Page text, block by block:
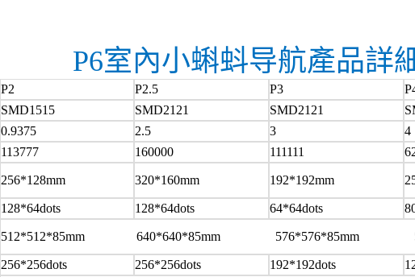
P6室內小蝌蚪导航產品詳
P2 P2.5 P3
SMD1515 SMD2121 SMD2121
0.9375 2.5 3 4
113777 160000 111111
256*128mm 320*160mm 192*192mm
128*64dots 128*64dots 64*64dots
512*512*85mm 640*640*85mm 576*576*85mm
256*256dots 256*256dots 192*192dots